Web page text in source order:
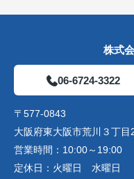
株式
06-6724-3322
〒577-0843
大阪府東大阪市荒川３丁目
営業時間： 10:00～19:00
定休日： 火曜日 水曜日